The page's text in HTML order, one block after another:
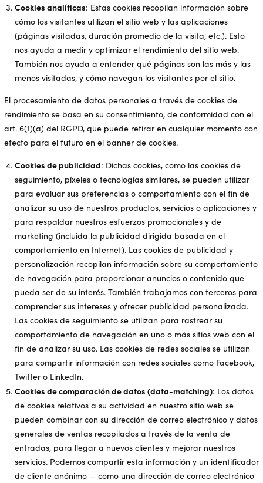
Cookies analíticas: Estas cookies recopilan información sobre
cómo los visitantes utilizan el sitio web y las aplicaciones
(páginas visitadas, duración promedio de la visita, etc.). Esto
nos ayuda a medir y optimizar el rendimiento del sitio web.
También nos ayuda a entender qué páginas son las más y las
menos visitadas, y cómo navegan los visitantes por el sitio.
El procesamiento de datos personales a través de cookies de
rendimiento se basa en su consentimiento, de conformidad con el
art. 6(1)(a) del RGPD, que puede retirar en cualquier momento con
efecto para el futuro en el banner de cookies.
Cookies de publicidad: Dichas cookies, como las cookies de
seguimiento, píxeles o tecnologías similares, se pueden utilizar
para evaluar sus preferencias o comportamiento con el fin de
analizar su uso de nuestros productos, servicios o aplicaciones y
para respaldar nuestros esfuerzos promocionales y de
marketing (incluida la publicidad dirigida basada en el
comportamiento en Internet). Las cookies de publicidad y
personalización recopilan información sobre su comportamiento
de navegación para proporcionar anuncios o contenido que
pueda ser de su interés. También trabajamos con terceros para
comprender sus intereses y ofrecer publicidad personalizada.
Las cookies de seguimiento se utilizan para rastrear su
comportamiento de navegación en uno o más sitios web con el
fin de analizar su uso. Las cookies de redes sociales se utilizan
para compartir información con redes sociales como Facebook,
Twitter o LinkedIn.
Cookies de comparación de datos (data-matching): Los datos
de cookies relativos a su actividad en nuestro sitio web se
pueden combinar con su dirección de correo electrónico y datos
generales de ventas recopilados a través de la venta de
entradas, para llegar a nuevos clientes y mejorar nuestros
servicios. Podemos compartir esta información y un identificador
de cliente anónimo — como una dirección de correo electrónico